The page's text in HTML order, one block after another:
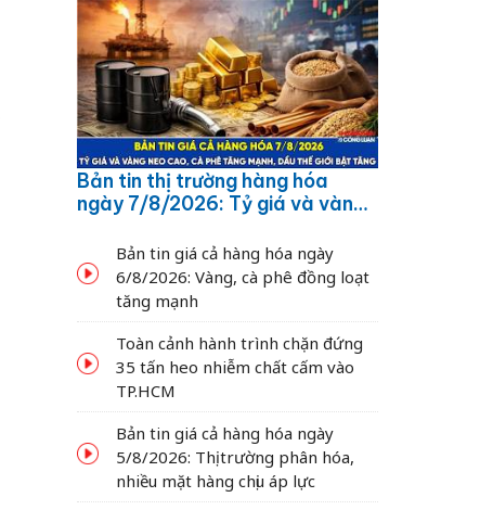
Bản tin thị trường hàng hóa
ngày 7/8/2026: Tỷ giá và vàng
dầu thế giới bật tăng
Bản tin giá cả hàng hóa ngày
6/8/2026: Vàng, cà phê đồng loạt
tăng mạnh
Toàn cảnh hành trình chặn đứng
35 tấn heo nhiễm chất cấm vào
TP.HCM
Bản tin giá cả hàng hóa ngày
5/8/2026: Thị trường phân hóa,
nhiều mặt hàng chịu áp lực